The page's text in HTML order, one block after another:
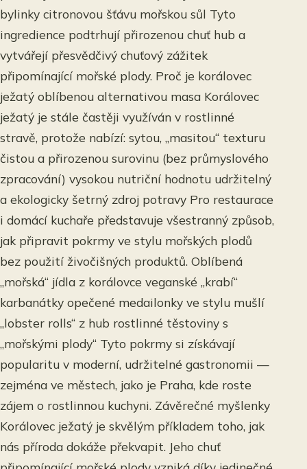
bylinky citronovou šťávu mořskou sůl Tyto
ingredience podtrhují přirozenou chuť hub a
vytvářejí přesvědčivý chuťový zážitek
připomínající mořské plody. Proč je korálovec
ježatý oblíbenou alternativou masa Korálovec
ježatý je stále častěji využíván v rostlinné
stravě, protože nabízí: sytou, „masitou“ texturu
čistou a přirozenou surovinu (bez průmyslového
zpracování) vysokou nutriční hodnotu udržitelný
a ekologicky šetrný zdroj potravy Pro restaurace
i domácí kuchaře představuje všestranný způsob,
jak připravit pokrmy ve stylu mořských plodů
bez použití živočišných produktů. Oblíbená
„mořská“ jídla z korálovce veganské „krabí“
karbanátky opečené medailonky ve stylu mušlí
„lobster rolls“ z hub rostlinné těstoviny s
„mořskými plody“ Tyto pokrmy si získávají
popularitu v moderní, udržitelné gastronomii —
zejména ve městech, jako je Praha, kde roste
zájem o rostlinnou kuchyni. Závěrečné myšlenky
Korálovec ježatý je skvělým příkladem toho, jak
nás příroda dokáže překvapit. Jeho chuť